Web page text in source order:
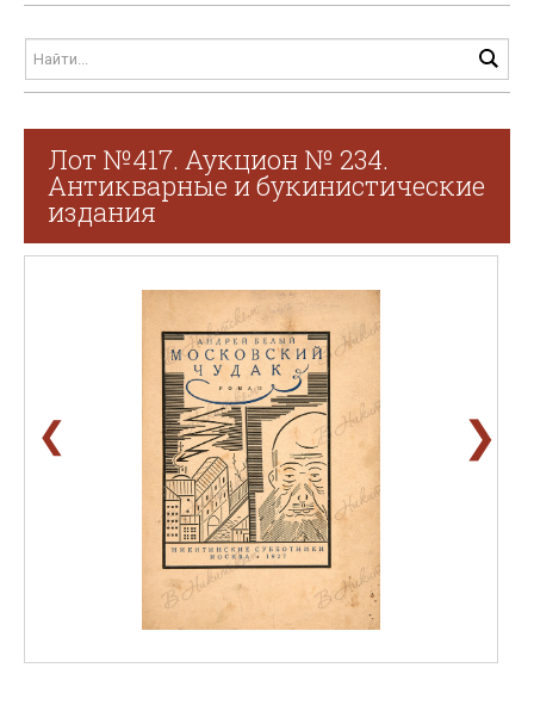
Лот №417. Аукцион № 234.
Антикварные и букинистические
издания
❮ ❯